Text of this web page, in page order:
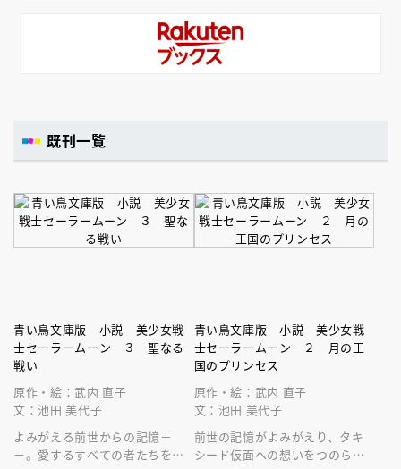
既刊一覧
青い鳥文庫版 小説 美少女戦
士セーラームーン ３ 聖なる
戦い
原作・絵：武内 直子
文：池田 美代子
よみがえる前世からの記憶－
－。愛するすべての者たちを守
青い鳥文庫版 小説 美少女戦
士セーラームーン ２ 月の王
国のプリンセス
原作・絵：武内 直子
文：池田 美代子
前世の記憶がよみがえり、タキ
シード仮面への想いをつのらせ